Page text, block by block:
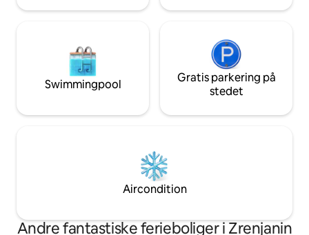
Swimmingpool
Gratis parkering på
stedet
Aircondition
Andre fantastiske ferieboliger i Zrenjanin